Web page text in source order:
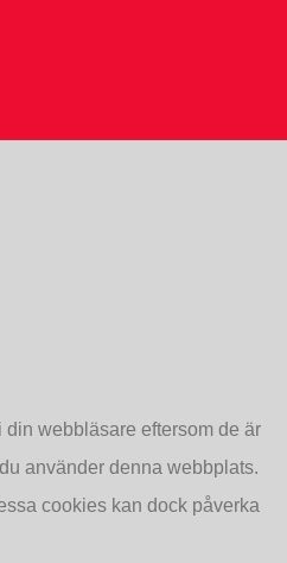
webbläsare eftersom de är
använder denna webbplats.
cookies kan dock påverka